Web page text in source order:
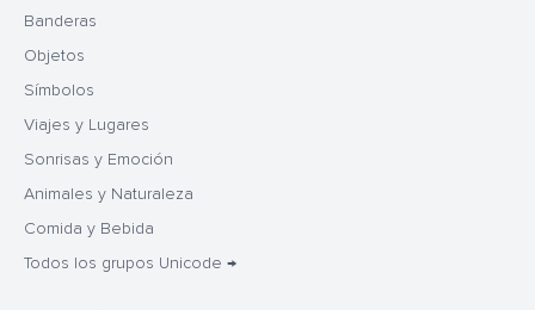
Banderas
Objetos
Símbolos
Viajes y Lugares
Sonrisas y Emoción
Animales y Naturaleza
Comida y Bebida
Todos los grupos Unicode →